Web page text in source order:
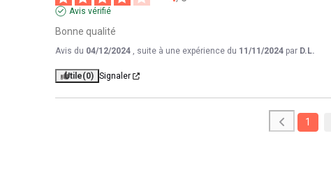
Avis vérifié
Bonne qualité
Avis du 04/12/2024 , suite à une expérience du 11/11/2024 par D.L.
Utile(0) Signaler
1